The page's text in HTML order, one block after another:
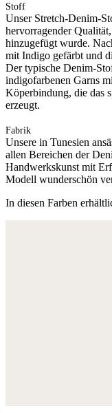
Stoff
Unser Stretch-Denim-
hervorragender
hinzugefügt wurde.
mit Indigo gefärbt und
Der typische Denim-
indigofarbenen Garns
Köperbindung, die das
erzeugt.
Fabrik
Unsere in Tunesien
allen Bereichen der
Handwerkskunst mit
Modell wunderschön
In diesen Farben